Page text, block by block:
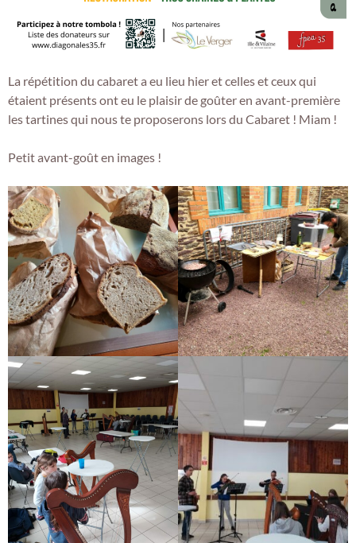
La répétition du cabaret a eu lieu hier et celles et ceux qui
étaient présents ont eu le plaisir de goûter en avant-première
les tartines qui nous te proposerons lors du Cabaret ! Miam !
Petit avant-goût en images !